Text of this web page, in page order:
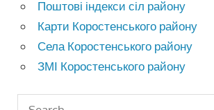
Поштові індекси сіл району
Карти Коростенського району
Села Коростенського району
ЗМІ Коростенського району